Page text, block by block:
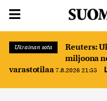
Ukrainan sota
Reuters:
miljoona
varastotilaa 7.8.2026 21:55